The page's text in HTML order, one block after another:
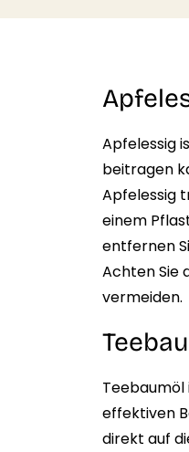
Apfelessig
beitragen
Apfelessig
einem
entfernen
Achten Sie
vermeiden.
Teebaumöl
effektiven
direkt auf